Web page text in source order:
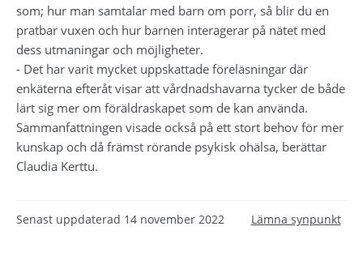
som; hur man samtalar med barn om porr, så blir du en
pratbar vuxen och hur barnen interagerar på nätet med
dess utmaningar och möjligheter.
- Det har varit mycket uppskattade föreläsningar där
enkäterna efteråt visar att vårdnadshavarna tycker de både
lärt sig mer om föräldraskapet som de kan använda.
Sammanfattningen visade också på ett stort behov för mer
kunskap och då främst rörande psykisk ohälsa, berättar
Claudia Kerttu.
Senast uppdaterad 14 november 2022 Lämna synpunkt